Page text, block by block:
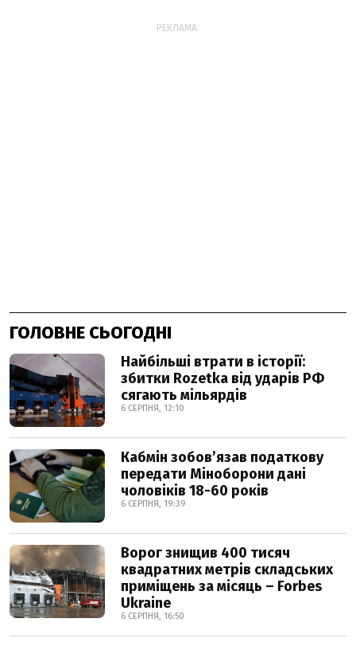
РЕКЛАМА:
ГОЛОВНЕ СЬОГОДНІ
Найбільші втрати в історії:
збитки Rozetka від ударів РФ
сягають мільярдів
6 СЕРПНЯ, 12:10
Кабмін зобовʼязав податкову
передати Міноборони дані
чоловіків 18-60 років
6 СЕРПНЯ, 19:39
Ворог знищив 400 тисяч
квадратних метрів складських
приміщень за місяць – Forbes
Ukraine
6 СЕРПНЯ, 16:50